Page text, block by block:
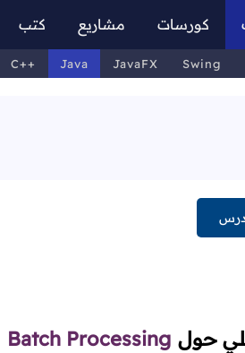
كورسات مشاريع كتب
C++ Java JavaFX Swing
حول Batch Processing